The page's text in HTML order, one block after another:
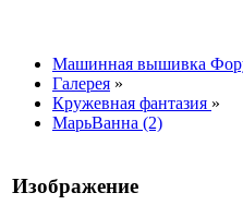
Машинная вышивка
Галерея »
Кружевная фантазия »
МарьВанна (2)
Изображение